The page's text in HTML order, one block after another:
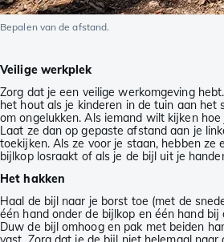
Bepalen van de afstand.
Veilige werkplek
Zorg dat je een veilige werkomgeving
het hout als je kinderen in de tuin aan het
om ongelukken. Als iemand wilt kijken
Laat ze dan op gepaste afstand aan je
toekijken. Als ze voor je staan, hebben ze
bijlkop losraakt of als je de bijl uit je
Het hakken
Haal de bijl naar je borst toe (met de
één hand onder de bijlkop en één hand bij
Duw de bijl omhoog en pak met beiden